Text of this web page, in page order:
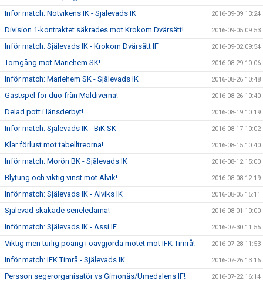
Inför match: Notvikens IK - Själevads IK 2016-09-09 13:24
Division 1-kontraktet säkrades mot Krokom Dvärsätt! 2016-09-05 09:53
Inför match: Själevads IK - Krokom Dvärsätt IF 2016-09-02 09:54
Tomgång mot Mariehem SK! 2016-08-29 10:06
Inför match: Mariehem SK - Själevads IK 2016-08-26 10:48
Gästspel för duo från Maldiverna! 2016-08-26 10:40
Delad pott i länsderbyt! 2016-08-19 10:19
Inför match: Själevads IK - BiK SK 2016-08-17 10:02
Klar förlust mot tabelltreorna! 2016-08-15 10:40
Inför match: Morön BK - Själevads IK 2016-08-12 15:00
Blytung och viktig vinst mot Alvik! 2016-08-08 12:19
Inför match: Själevads IK - Alviks IK 2016-08-05 15:11
Själevad skakade serieledarna! 2016-08-01 10:00
Inför match: Själevads IK - Assi IF 2016-07-30 11:55
Viktig men turlig poäng i oavgjorda mötet mot IFK Timrå! 2016-07-28 11:53
Inför match: IFK Timrå - Själevads IK 2016-07-26 13:16
Persson segerorganisatör vs Gimonäs/Umedalens IF! 2016-07-22 16:14